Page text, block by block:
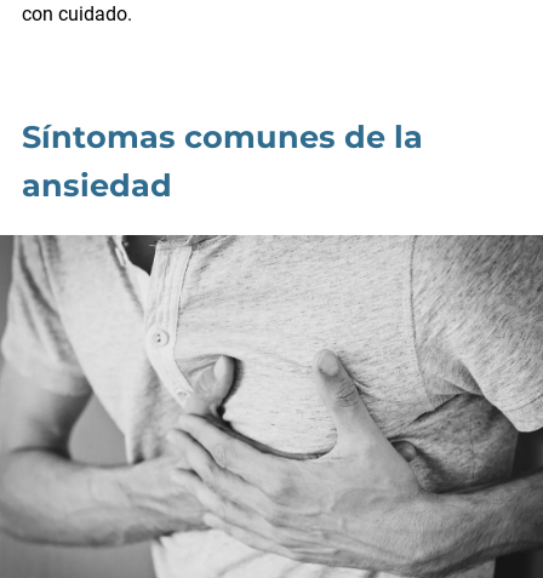
con cuidado.
Síntomas comunes de la
ansiedad